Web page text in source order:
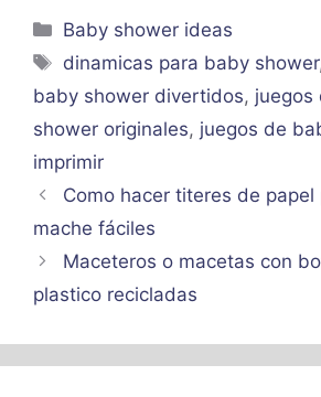
Categorías
Baby shower ideas
Etiquetas
dinamicas para baby shower
baby shower divertidos, juegos
shower originales, juegos de
imprimir
Como hacer titeres de papel
mache fáciles
Maceteros o macetas con
plastico recicladas